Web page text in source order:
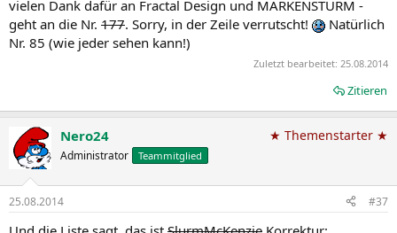
vielen Dank dafür an Fractal Design und MARKENSTURM -
geht an die Nr. 177. Sorry, in der Zeile verrutscht!
Natürlich
Nr. 85 (wie jeder sehen kann!)
Zuletzt bearbeitet: 25.08.2014
Zitieren
Nero24
Administrator Teammitglied
★ Themenstarter ★
25.08.2014 #37